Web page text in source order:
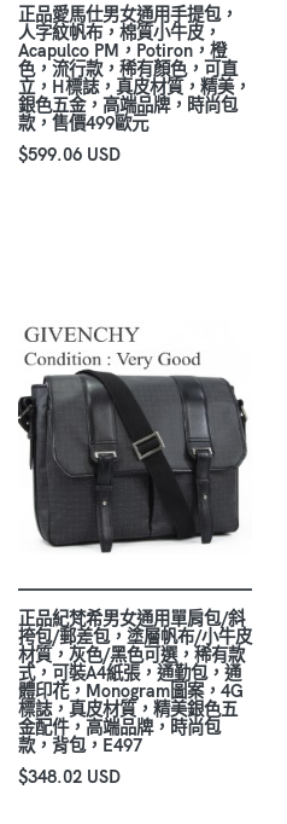
正品愛馬仕男女通用手提包，
人字紋帆布，棉質小牛皮，
Acapulco PM，Potiron，橙
色，流行款，稀有顏色，可直
立，H標誌，真皮材質，精美，
銀色五金，高端品牌，時尚包
款，售價499歐元
$599.06 USD
正品紀梵希男女通用單肩包/斜
挎包/郵差包，塗層帆布/小牛皮
材質，灰色/黑色可選，稀有款
式，可裝A4紙張，通勤包，通
體印花，Monogram圖案，4G
標誌，真皮材質，精美銀色五
金配件，高端品牌，時尚包
款，背包，E497
$348.02 USD